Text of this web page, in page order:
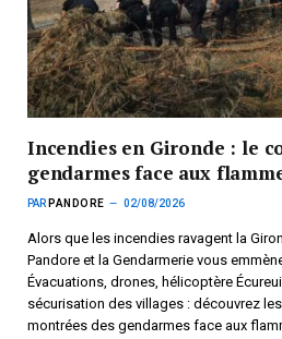
Incendies en Gironde : le
gendarmes face aux
PAR PANDORE 02/08/2026
Alors que les incendies ravagent la
Pandore et la Gendarmerie vous
Évacuations, drones, hélicoptère
sécurisation des villages : découvrez
montrées des gendarmes face aux